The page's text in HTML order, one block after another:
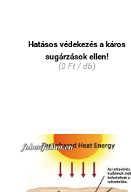
Hatásos védekezés a káros
sugárzások ellen!
(0 Ft / db)